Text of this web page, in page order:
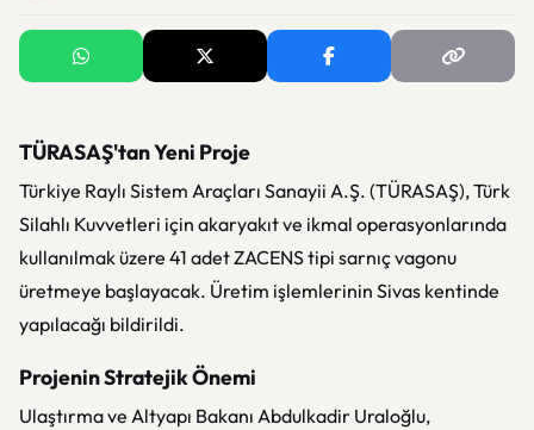
TÜRASAŞ'tan Yeni Proje
Türkiye Raylı Sistem Araçları Sanayii A.Ş. (TÜRASAŞ), Türk
Silahlı Kuvvetleri için akaryakıt ve ikmal operasyonlarında
kullanılmak üzere 41 adet ZACENS tipi sarnıç vagonu
üretmeye başlayacak. Üretim işlemlerinin Sivas kentinde
yapılacağı bildirildi.
Projenin Stratejik Önemi
Ulaştırma ve Altyapı Bakanı Abdulkadir Uraloğlu,